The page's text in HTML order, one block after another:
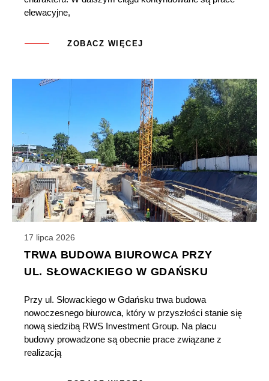
elewacyjne,
ZOBACZ WIĘCEJ
17 lipca 2026
TRWA BUDOWA BIUROWCA PRZY
UL. SŁOWACKIEGO W GDAŃSKU
Przy ul. Słowackiego w Gdańsku trwa budowa
nowoczesnego biurowca, który w przyszłości stanie się
nową siedzibą RWS Investment Group. Na placu
budowy prowadzone są obecnie prace związane z
realizacją